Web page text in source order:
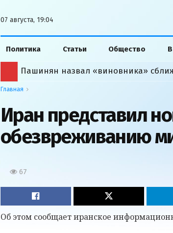
07 августа, 19:04
Политика Статьи Общество
Пашинян назвал «виновника»
Главная
Иран представил
обезвреживанию
67
Об этом сообщает иранское